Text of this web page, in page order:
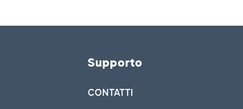
Supporto
CONTATTI